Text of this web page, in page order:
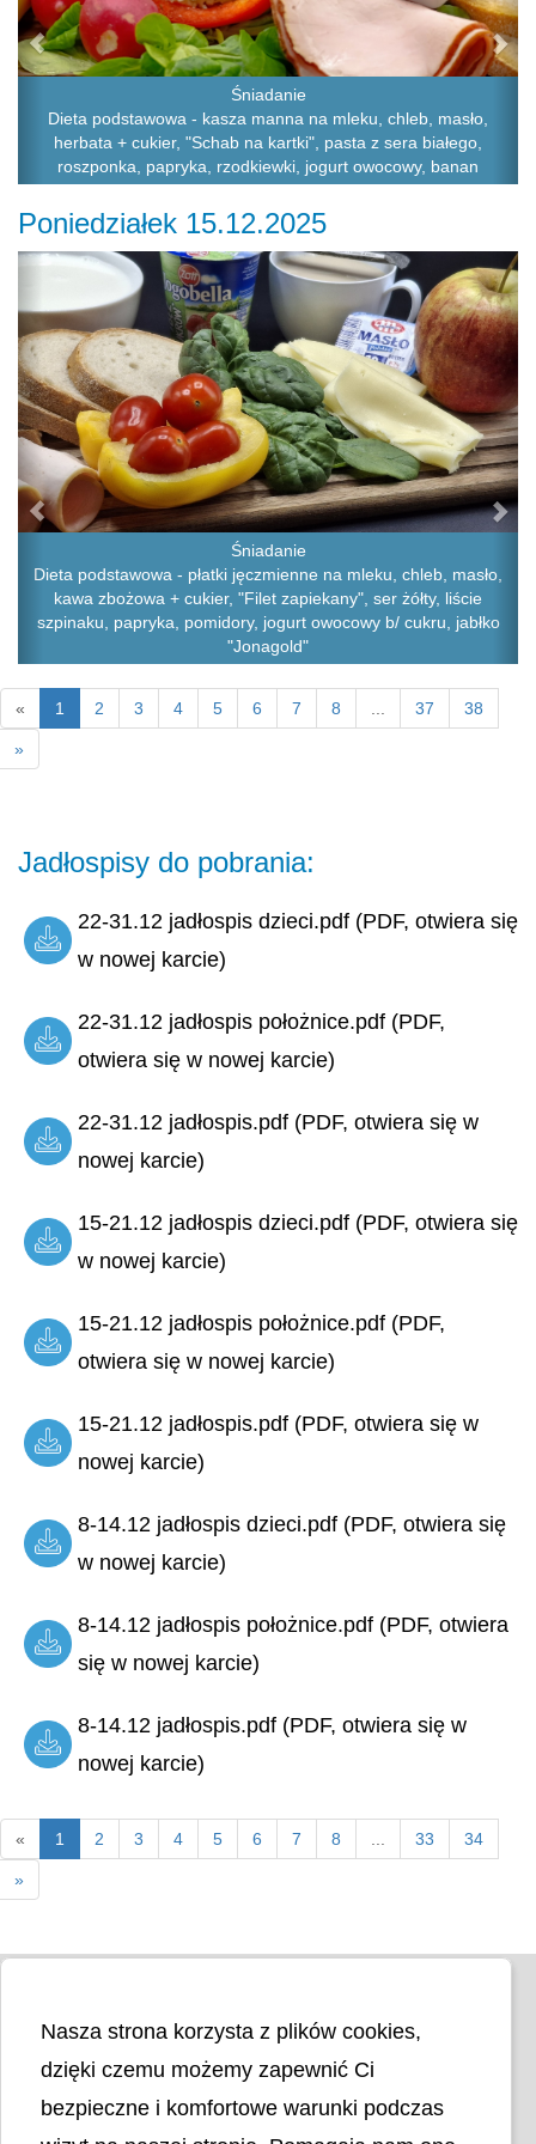
Śniadanie
Dieta podstawowa - kasza manna na mleku, chleb, masło,
herbata + cukier, "Schab na kartki", pasta z sera białego,
roszponka, papryka, rzodkiewki, jogurt owocowy, banan
Poniedziałek 15.12.2025
Śniadanie
Dieta podstawowa - płatki jęczmienne na mleku, chleb, masło,
kawa zbożowa + cukier, "Filet zapiekany", ser żółty, liście
szpinaku, papryka, pomidory, jogurt owocowy b/ cukru, jabłko
"Jonagold"
Previous
« 1 2 3 4 5 6 7 8 ... 37 38
»
Jadłospisy do pobrania:
22-31.12 jadłospis dzieci.pdf (PDF, otwiera się
w nowej karcie)
22-31.12 jadłospis położnice.pdf (PDF,
otwiera się w nowej karcie)
22-31.12 jadłospis.pdf (PDF, otwiera się w
nowej karcie)
15-21.12 jadłospis dzieci.pdf (PDF, otwiera się
w nowej karcie)
15-21.12 jadłospis położnice.pdf (PDF,
otwiera się w nowej karcie)
15-21.12 jadłospis.pdf (PDF, otwiera się w
nowej karcie)
8-14.12 jadłospis dzieci.pdf (PDF, otwiera się
w nowej karcie)
8-14.12 jadłospis położnice.pdf (PDF, otwiera
się w nowej karcie)
8-14.12 jadłospis.pdf (PDF, otwiera się w
nowej karcie)
« 1 2 3 4 5 6 7 8 ... 33 34
»
Nasza strona korzysta z plików cookies,
dzięki czemu możemy zapewnić Ci
bezpieczne i komfortowe warunki podczas